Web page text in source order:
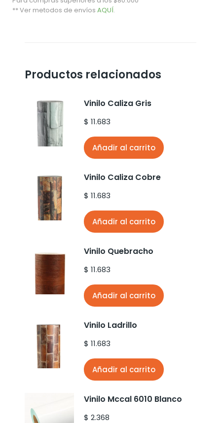
** Ver metodos de envíos AQUÍ.
Productos relacionados
Vinilo Caliza Gris
$ 11.683
Añadir al carrito
Vinilo Caliza Cobre
$ 11.683
Añadir al carrito
Vinilo Quebracho
$ 11.683
Añadir al carrito
Vinilo Ladrillo
$ 11.683
Añadir al carrito
Vinilo Mccal 6010 Blanco
$ 2.368